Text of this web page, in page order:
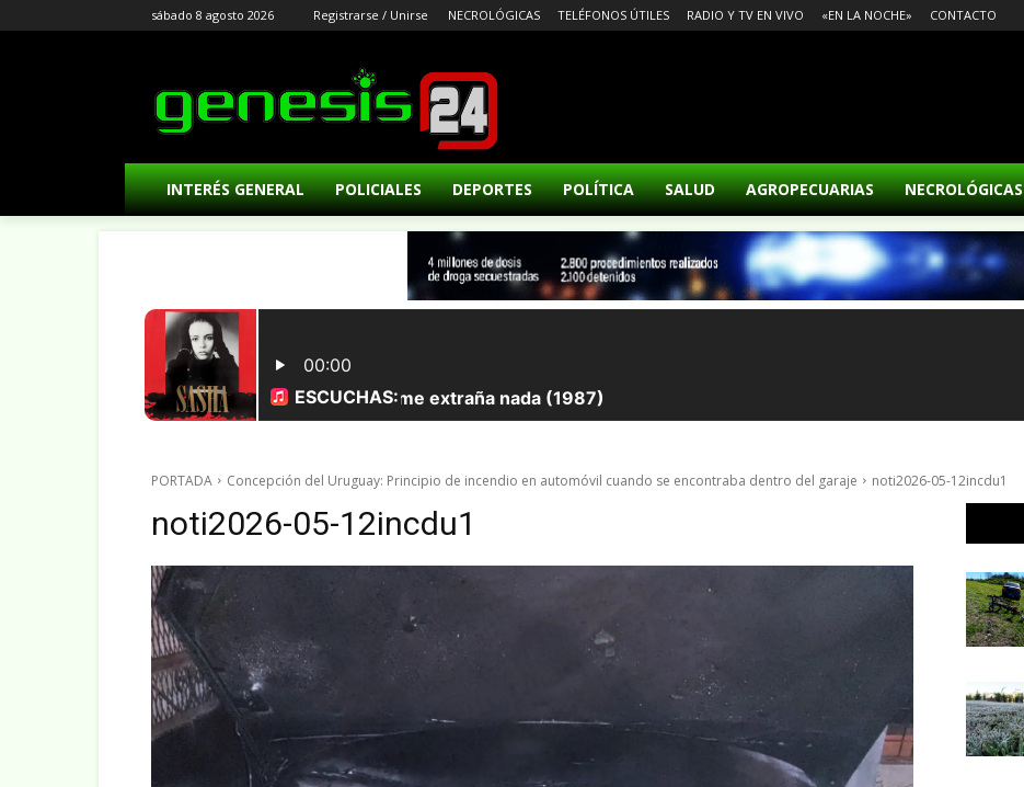
sábado 8 agosto 2026 Registrarse / Unirse NECROLÓGICAS TELÉFONOS ÚTILES RADIO Y TV EN VIVO «EN LA NOCHE» CONTACTO
INTERÉS GENERAL POLICIALES DEPORTES POLÍTICA SALUD AGROPECUARIAS NECROLÓGICAS
PORTADA Concepción del Uruguay: Principio de incendio en automóvil cuando se encontraba dentro del garaje noti2026-05-12incdu1
noti2026-05-12incdu1